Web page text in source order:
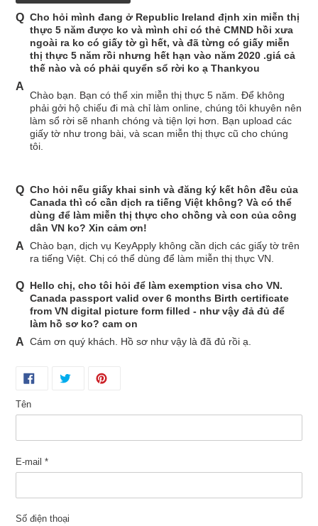
Cho hỏi mình đang ở Republic Ireland định xin miễn thị
thực 5 năm được ko và mình chỉ có thẻ CMND hồi xưa
ngoài ra ko có giấy tờ gì hết, và đã từng có giấy miễn
thị thực 5 năm rồi nhưng hết hạn vào năm 2020 .giá cả
thế nào và có phải quyển sổ rời ko ạ Thankyou
Chào bạn. Bạn có thể xin miễn thị thực 5 năm. Để không
phải gởi hộ chiếu đi mà chỉ làm online, chúng tôi khuyên nên
làm sổ rời sẽ nhanh chóng và tiện lợi hơn. Bạn upload các
giấy tờ như trong bài, và scan miễn thị thực cũ cho chúng
tôi.
Cho hỏi nếu giấy khai sinh và đăng ký kết hôn đều của
Canada thì có cần dịch ra tiếng Việt không? Và có thể
dùng để làm miễn thị thực cho chồng và con của công
dân VN ko? Xin cảm ơn!
Chào bạn, dịch vụ KeyApply không cần dịch các giấy tờ trên
ra tiếng Việt. Chị có thể dùng để làm miễn thị thực VN.
Hello chị, cho tôi hỏi để làm exemption visa cho VN.
Canada passport valid over 6 months Birth certificate
from VN digital picture form filled - như vậy đả đủ để
làm hồ sơ ko? cam on
Cám ơn quý khách. Hồ sơ như vậy là đã đủ rồi ạ.
Tên
E-mail *
Số điện thoại